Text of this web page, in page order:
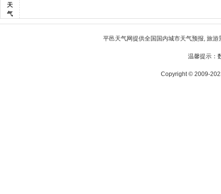
天
气
平邑天气网提供全国国内城市天气预报, 旅游
温馨提示：
Copyright © 2009-